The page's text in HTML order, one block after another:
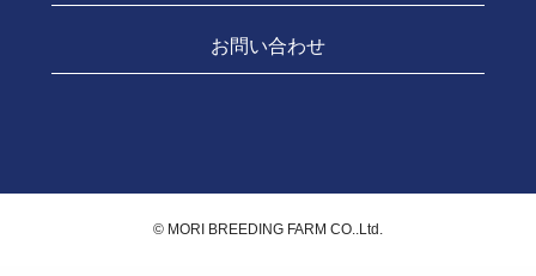
お問い合わせ
©️ MORI BREEDING FARM CO..Ltd.